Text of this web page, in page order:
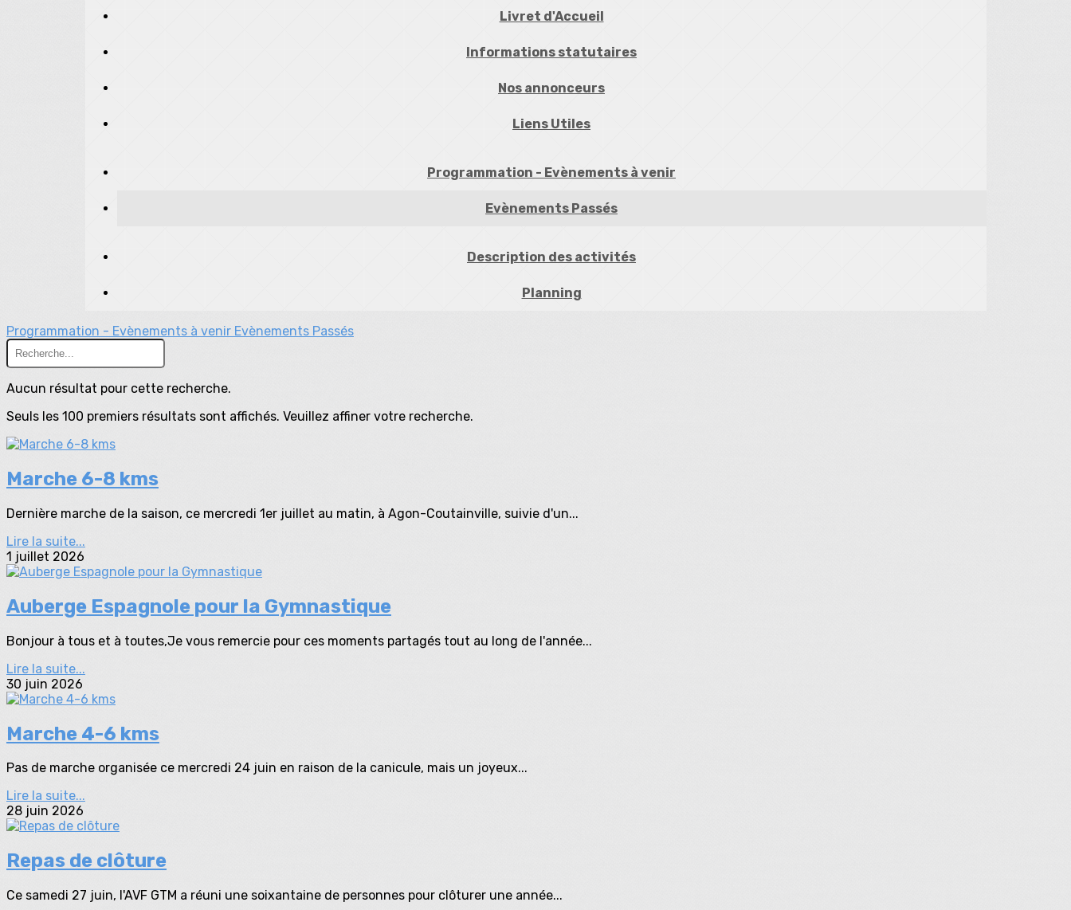
Livret d'Accueil
Informations statutaires
Nos annonceurs
Liens Utiles
Programmation - Evènements à venir
Evènements Passés
Description des activités
Planning
Programmation - Evènements à venir Evènements Passés
Aucun résultat pour cette recherche.
Seuls les 100 premiers résultats sont affichés. Veuillez affiner votre recherche.
Marche 6-8 kms
Dernière marche de la saison, ce mercredi 1er juillet au matin, à Agon-Coutainville, suivie d'un...
Lire la suite...
1 juillet 2026
Auberge Espagnole pour la Gymnastique
Bonjour à tous et à toutes,Je vous remercie pour ces moments partagés tout au long de l'année...
Lire la suite...
30 juin 2026
Marche 4-6 kms
Pas de marche organisée ce mercredi 24 juin en raison de la canicule, mais un joyeux...
Lire la suite...
28 juin 2026
Repas de clôture
Ce samedi 27 juin, l'AVF GTM a réuni une soixantaine de personnes pour clôturer une année...